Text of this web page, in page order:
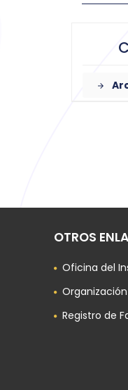
arrow_forward
OTROS
Oficina del
Registro de